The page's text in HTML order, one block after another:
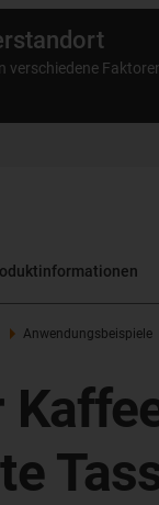
Anwendungsbeispiele